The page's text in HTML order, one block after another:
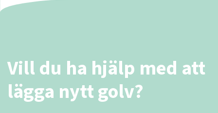
Vill du ha hjälp med att
lägga nytt golv?